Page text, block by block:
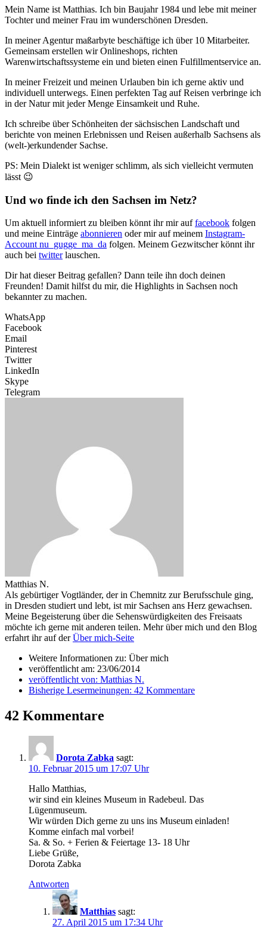
Mein Name ist Matthias. Ich bin Baujahr 1984 und lebe mit meiner
Tochter und meiner Frau im wunderschönen Dresden.
In meiner Agentur maßarbyte beschäftige ich über 10 Mitarbeiter.
Gemeinsam erstellen wir Onlineshops, richten
Warenwirtschaftssysteme ein und bieten einen Fulfillmentservice an.
In meiner Freizeit und meinen Urlauben bin ich gerne aktiv und
individuell unterwegs. Einen perfekten Tag auf Reisen verbringe ich
in der Natur mit jeder Menge Einsamkeit und Ruhe.
Ich schreibe über Schönheiten der sächsischen Landschaft und
berichte von meinen Erlebnissen und Reisen außerhalb Sachsens als
(welt-)erkundender Sachse.
PS: Mein Dialekt ist weniger schlimm, als sich vielleicht vermuten
lässt 😉
Und wo finde ich den Sachsen im Netz?
Um aktuell informiert zu bleiben könnt ihr mir auffacebook folgen
und meine Einträge abonnieren oder mir auf meinem Instagram-
Account nu_gugge_ma_da folgen. Meinem Gezwitscher könnt ihr
auch bei twitterlauschen.
Dir hat dieser Beitrag gefallen? Dann teile ihn doch deinen
Freunden! Damit hilfst du mir, die Highlights in Sachsen noch
bekannter zu machen.
WhatsApp
Facebook
Email
Pinterest
Twitter
LinkedIn
Skype
Telegram
Matthias N.
Als gebürtiger Vogtländer, der in Chemnitz zur Berufsschule ging,
in Dresden studiert und lebt, ist mir Sachsen ans Herz gewachsen.
Meine Begeisterung über die Sehenswürdigkeiten des Freisaats
möchte ich gerne mit anderen teilen. Mehr über mich und den Blog
erfahrt ihr auf derÜber mich-Seite
Weitere Informationen zu: Über mich
veröffentlicht am: 23/06/2014
veröffentlicht von: Matthias N.
Bisherige Lesermeinungen: 42 Kommentare
42 Kommentare
Dorota Zabka sagt:
10. Februar 2015 um 17:07 Uhr
Hallo Matthias,
wir sind ein kleines Museum in Radebeul. Das
Lügenmuseum.
Wir würden Dich gerne zu uns ins Museum einladen!
Komme einfach mal vorbei!
Sa. & So. + Ferien & Feiertage 13- 18 Uhr
Liebe Grüße,
Dorota Zabka
Antworten
Matthias sagt:
27. April 2015 um 17:34 Uhr